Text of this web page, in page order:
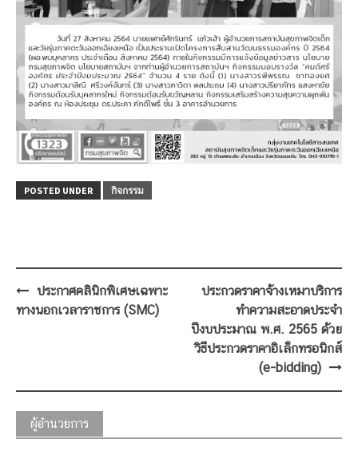
POSTED UNDER กิจกรรม
Post
navigation
ประกาศคลินิกพิเศษเฉพาะ
ทางนอกเวลาราชการ (SMC)
ประกวดราคาจ้างเหมาบริการ
ทำความสะอาดประจำ
ปีงบประมาณ พ.ศ. 2565 ด้วย
วิธีประกวดราคาอิเล็กทรอนิกส์
(e-bidding)
ผู้อำนวยการ